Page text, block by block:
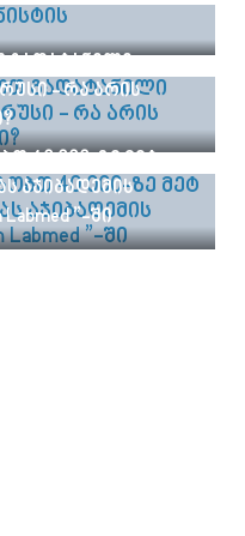
გადატანილი
- რა არის
40 000-ზე მეტ
აჯიბადემის
”-ში